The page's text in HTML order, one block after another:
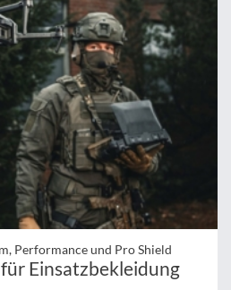
Performance und Pro Shield
Einsatzbekleidung